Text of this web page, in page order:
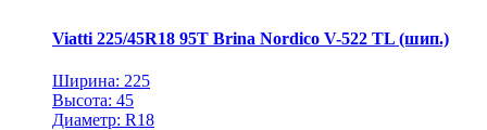
TL
Viatti 225/45R18 95T Brina Nordico V-522 TL (шип.)
Ширина: 225
Высота: 45
Диаметр: R18